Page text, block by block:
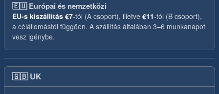
🇪🇺Európai és nemzetközi
EU-s kiszállítás €7-tól (A csoport), illetve €11-tól (B csoport),
a célállomástól függően. A szállítás általában 3–6 munkanapot
vesz igénybe.
🇬🇧 UK